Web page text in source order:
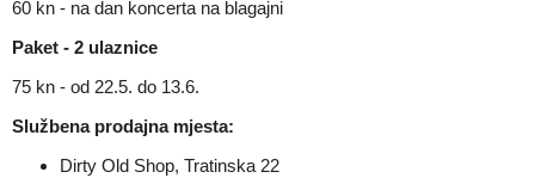
60 kn - na dan koncerta na blagajni
Paket - 2 ulaznice
75 kn - od 22.5. do 13.6.
Službena prodajna mjesta:
Dirty Old Shop, Tratinska 22